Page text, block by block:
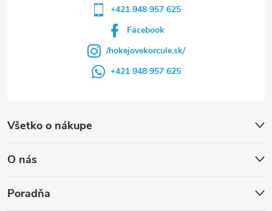
Všetko o nákupe
O nás
Poradňa
+421 948 957 625
Facebook
/hokejovekorcule.sk/
+421 948 957 625